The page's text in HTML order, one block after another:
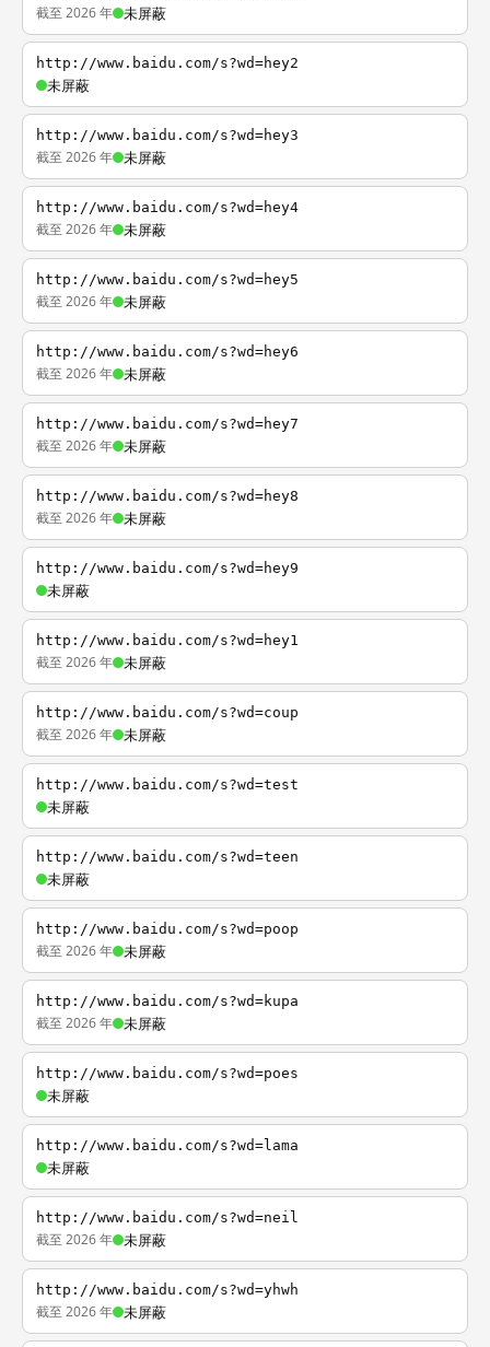
截至 2026 年 未屏蔽
http://www.baidu.com/s?wd=hey2
未屏蔽
http://www.baidu.com/s?wd=hey3
截至 2026 年 未屏蔽
http://www.baidu.com/s?wd=hey4
截至 2026 年 未屏蔽
http://www.baidu.com/s?wd=hey5
截至 2026 年 未屏蔽
http://www.baidu.com/s?wd=hey6
截至 2026 年 未屏蔽
http://www.baidu.com/s?wd=hey7
截至 2026 年 未屏蔽
http://www.baidu.com/s?wd=hey8
截至 2026 年 未屏蔽
http://www.baidu.com/s?wd=hey9
未屏蔽
http://www.baidu.com/s?wd=hey1
截至 2026 年 未屏蔽
http://www.baidu.com/s?wd=coup
截至 2026 年 未屏蔽
http://www.baidu.com/s?wd=test
未屏蔽
http://www.baidu.com/s?wd=teen
未屏蔽
http://www.baidu.com/s?wd=poop
截至 2026 年 未屏蔽
http://www.baidu.com/s?wd=kupa
截至 2026 年 未屏蔽
http://www.baidu.com/s?wd=poes
未屏蔽
http://www.baidu.com/s?wd=lama
未屏蔽
http://www.baidu.com/s?wd=neil
截至 2026 年 未屏蔽
http://www.baidu.com/s?wd=yhwh
截至 2026 年 未屏蔽